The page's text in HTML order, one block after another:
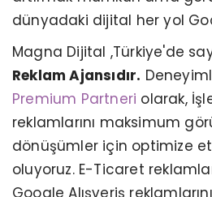
dünyadaki dijital her yol
Magna Dijital ,Türkiye'de
Reklam Ajansıdır.
Premium Partneri olarak,
reklamlarını maksimum
dönüşümler için optimize
oluyoruz. E-Ticaret
Google Alışveriş